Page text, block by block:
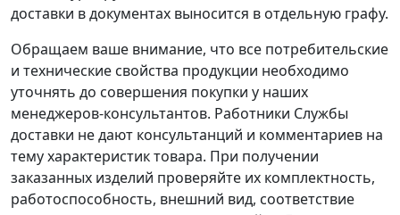
доставки в документах выносится в отдельную графу.
Обращаем ваше внимание, что все потребительские
и технические свойства продукции необходимо
уточнять до совершения покупки у наших
менеджеров-консультантов. Работники Службы
доставки не дают консультанций и комментариев на
тему характеристик товара. При получении
заказанных изделий проверяйте их комплектность,
работоспособность, внешний вид, соответствие